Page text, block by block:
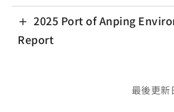
2025 Port of Anping
Report
最後更